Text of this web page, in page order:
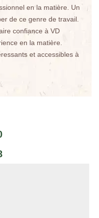
en la matière. Un
de ce genre de travail.
confiance à VD
en la matière.
et accessibles à